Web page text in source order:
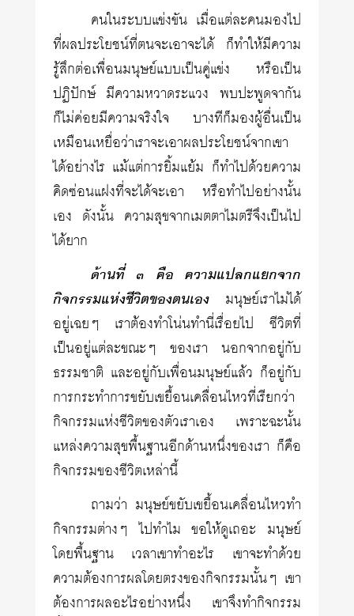
คนในระบบแข่งขัน เมื่อแต่ละคนมองไป
ที่ผลประโยชน์ที่ตนจะเอาจะได้ ก็ทำให้มีความ
รู้สึกต่อเพื่อนมนุษย์แบบเป็นคู่แข่ง หรือเป็น
ปฏิปักษ์ มีความหวาดระแวง พบปะพูดจากัน
ก็ไม่ค่อยมีความจริงใจ บางทีก็มองผู้อื่นเป็น
เหมือนเหยื่อว่าเราจะเอาผลประโยชน์จากเขา
ได้อย่างไร แม้แต่การยิ้มแย้ม ก็ทำไปด้วยความ
คิดซ่อนแฝงที่จะได้จะเอา หรือทำไปอย่างนั้น
เอง ดังนั้น ความสุขจากเมตตาไมตรีจึงเป็นไป
ได้ยาก
ด้านที่ ๓ คือ ความแปลกแยกจาก
กิจกรรมแห่งชีวิตของตนเอง มนุษย์เราไม่ได้
อยู่เฉยๆ เราต้องทำโน่นทำนี่เรื่อยไป ชีวิตที่
เป็นอยู่แต่ละขณะๆ ของเรา นอกจากอยู่กับ
ธรรมชาติ และอยู่กับเพื่อนมนุษย์แล้ว ก็อยู่กับ
การกระทำการขยับเขยื้อนเคลื่อนไหวที่เรียกว่า
กิจกรรมแห่งชีวิตของตัวเราเอง เพราะฉะนั้น
แหล่งความสุขพื้นฐานอีกด้านหนึ่งของเรา ก็คือ
กิจกรรมของชีวิตเหล่านี้
ถามว่า มนุษย์ขยับเขยื้อนเคลื่อนไหวทำ
กิจกรรมต่างๆ ไปทำไม ขอให้ดูเถอะ มนุษย์
โดยพื้นฐาน เวลาเขาทำอะไร เขาจะทำด้วย
ความต้องการผลโดยตรงของกิจกรรมนั้นๆ เขา
ต้องการผลอะไรอย่างหนึ่ง เขาจึงทำกิจกรรม